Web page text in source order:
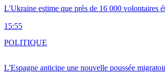
L'Ukraine estime que près de 16 000 volontaires
15:55
L'Espagne anticipe une nouvelle poussée
POLITIQUE